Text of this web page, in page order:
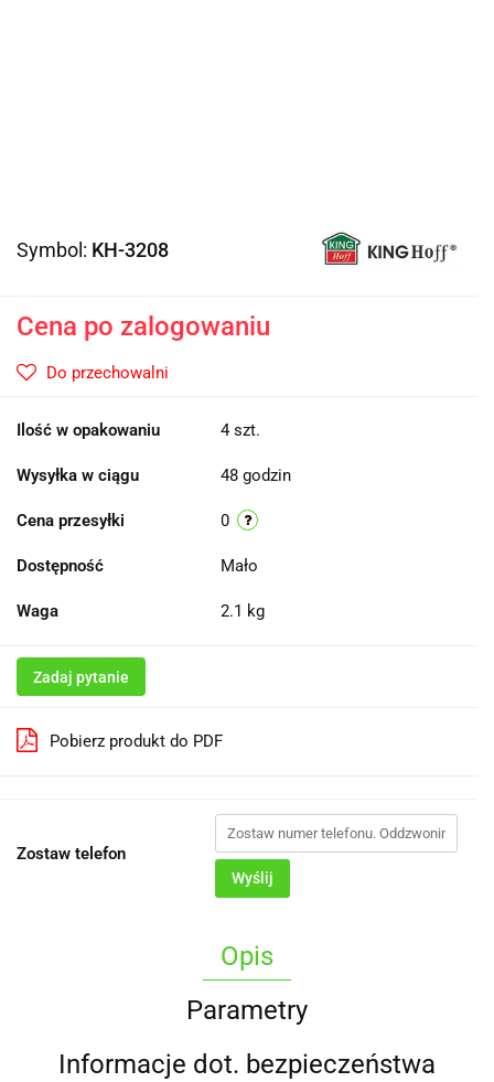
Symbol: KH-3208
Cena po zalogowaniu
Do przechowalni
Ilość w opakowaniu 4 szt.
Wysyłka w ciągu 48 godzin
Cena przesyłki 0
Dostępność Mało
Waga 2.1 kg
Zadaj pytanie
Pobierz produkt do PDF
Zostaw telefon
Wyślij
Opis
Parametry
Informacje dot. bezpieczeństwa